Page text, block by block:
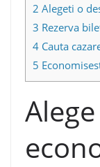
2 Alegeti o
3 Rezerva
4 Cauta
5